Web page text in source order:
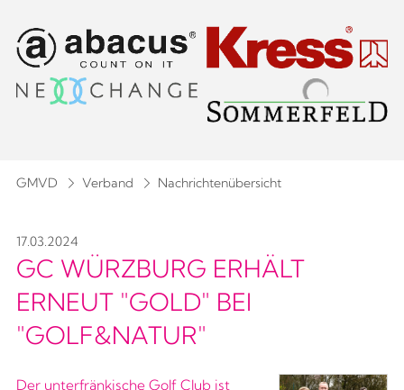
GMVD Verband Nachrichtenübersicht
17.03.2024
GC WÜRZBURG ERHÄLT
ERNEUT "GOLD" BEI
"GOLF&NATUR"
Der unterfränkische Golf Club ist